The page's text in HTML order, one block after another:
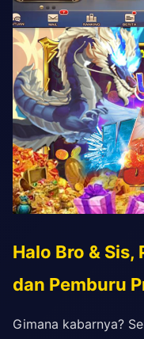
Halo Bro & Sis,
dan Pemburu
Gimana kabarnya?